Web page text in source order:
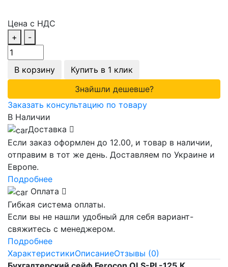
Цена с НДС
+
-
В корзину
Купить в 1 клик
Знайшли дешевше?
Заказать консультацию по товару
В Наличии
Доставка
Если заказ оформлен до 12.00, и товар в наличии,
отправим в тот же день. Доставляем по Украине и
Европе.
Подробнее
Оплата
Гибкая система оплаты.
Если вы не нашли удобный для себя вариант-
свяжитесь с менеджером.
Подробнее
ХарактеристикиОписаниеОтзывы (0)